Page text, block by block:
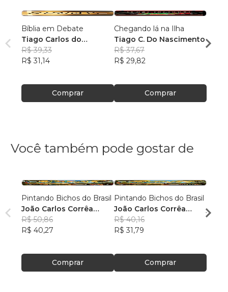
Bíblia em Debate
Tiago Carlos do
Nascimento
R$ 39,33
R$ 31,14
Comprar
Chegando lá na Ilha
Tiago C. Do Nascimento
R$ 37,67
R$ 29,82
Comprar
R$
Você também pode gostar de
Pintando Bichos do Brasil
João Carlos Corrêa
Caminha
R$ 50,86
R$ 40,27
Comprar
Pintando Bichos do Brasil
João Carlos Corrêa
Caminha
R$ 40,16
R$ 31,79
Comprar